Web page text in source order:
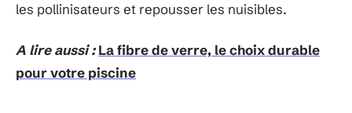
les pollinisateurs et repousser les nuisibles.
A lire aussi : La fibre de verre, le choix durable
pour votre piscine